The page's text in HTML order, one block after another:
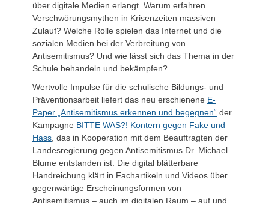
über digitale Medien erlangt. Warum erfahren
Verschwörungsmythen in Krisenzeiten massiven
Zulauf? Welche Rolle spielen das Internet und die
sozialen Medien bei der Verbreitung von
Antisemitismus? Und wie lässt sich das Thema in der
Schule behandeln und bekämpfen?
Wertvolle Impulse für die schulische Bildungs- und
Präventionsarbeit liefert das neu erschienene E-
Paper „Antisemitismus erkennen und begegnen“ der
Kampagne BITTE WAS?! Kontern gegen Fake und
Hass , das in Kooperation mit dem Beauftragten der
Landesregierung gegen Antisemitismus Dr. Michael
Blume entstanden ist. Die digital blätterbare
Handreichung klärt in Fachartikeln und Videos über
gegenwärtige Erscheinungsformen von
Antisemitismus – auch im digitalen Raum – auf und